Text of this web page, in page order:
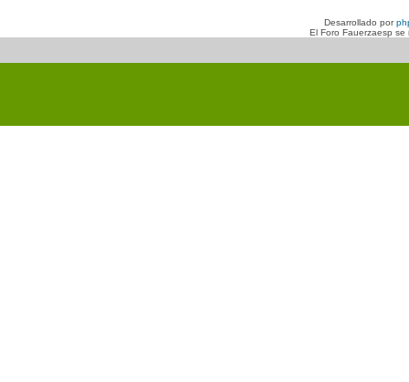
Desarrollado por
El Foro Fauerzaesp